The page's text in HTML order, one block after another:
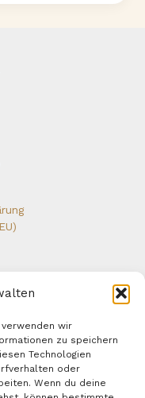
wir
zu speichern
Technologien
oder
Wenn du deine